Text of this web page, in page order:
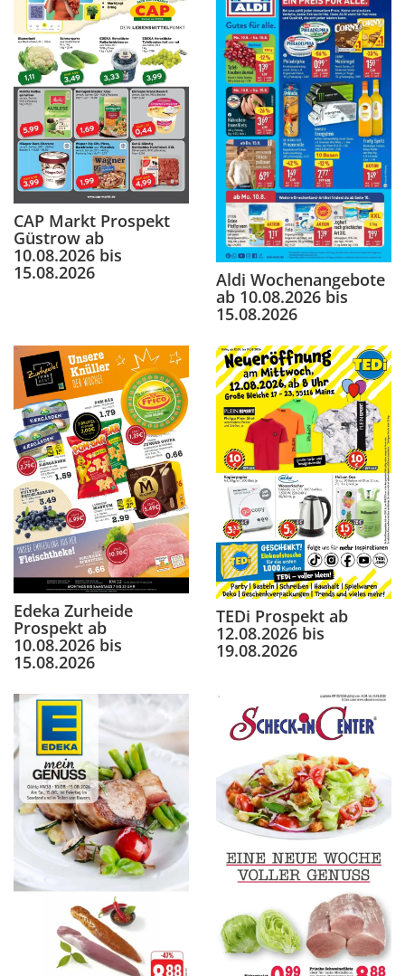
CAP Markt Prospekt
Güstrow ab
10.08.2026 bis
15.08.2026 Aldi Wochenangebote
ab 10.08.2026 bis
15.08.2026
Edeka Zurheide
Prospekt ab
10.08.2026 bis
15.08.2026
TEDi Prospekt ab
12.08.2026 bis
19.08.2026